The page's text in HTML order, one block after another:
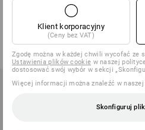
Szorty e.s.image
kolory/ów
od 121,65 zł
(z VAT) od 20 sztuki
Klient korporacyjny
(Ceny bez VAT)
Zgodę można w każdej chwili wycofać ze
Ustawienia plików cookie w naszej
dostosować swój wybór w sekcji
Więcej informacji można znaleźć w naszej
Skonfiguruj